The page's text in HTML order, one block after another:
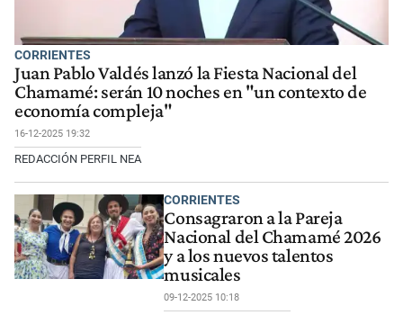
CORRIENTES
Juan Pablo Valdés lanzó la Fiesta Nacional del
Chamamé: serán 10 noches en "un contexto de
economía compleja"
16-12-2025 19:32
REDACCIÓN PERFIL NEA
CORRIENTES
Consagraron a la Pareja
Nacional del Chamamé 2026
y a los nuevos talentos
musicales
09-12-2025 10:18